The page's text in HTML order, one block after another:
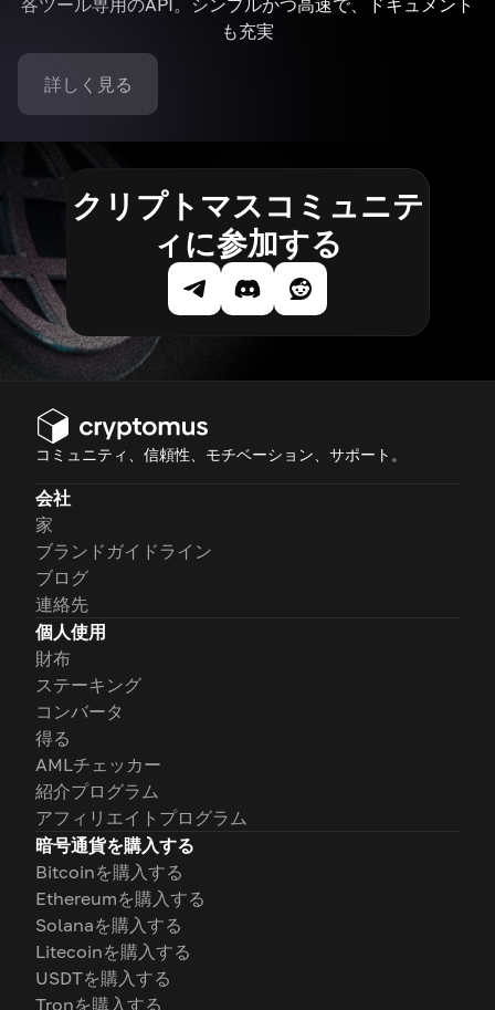
各ツール専用のAPI。シンプルかつ高速で、ドキュメント
も充実
詳しく見る
クリプトマスコミュニテ
ィに参加する
コミュニティ、信頼性、モチベーション、サポート。
会社
家
ブランドガイドライン
ブログ
連絡先
個人使用
財布
ステーキング
コンバータ
得る
AMLチェッカー
紹介プログラム
アフィリエイトプログラム
暗号通貨を購入する
Bitcoinを購入する
Ethereumを購入する
Solanaを購入する
Litecoinを購入する
USDTを購入する
Tronを購入する